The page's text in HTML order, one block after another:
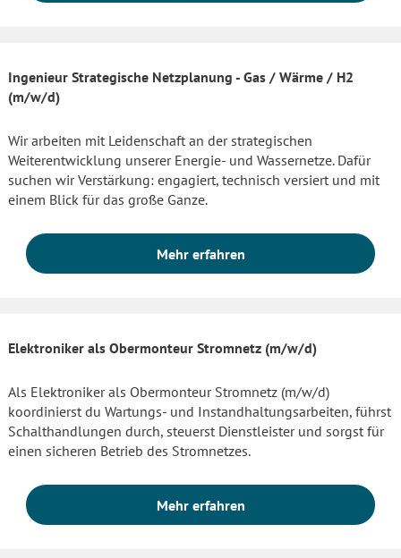
Ingenieur Strategische Netzplanung - Gas / Wärme / H2
(m/w/d)
Wir arbeiten mit Leidenschaft an der strategischen
Weiterentwicklung unserer Energie- und Wassernetze. Dafür
suchen wir Verstärkung: engagiert, technisch versiert und mit
einem Blick für das große Ganze.
Mehr erfahren
Elektroniker als Obermonteur Stromnetz (m/w/d)
Als Elektroniker als Obermonteur Stromnetz (m/w/d)
koordinierst du Wartungs- und Instandhaltungsarbeiten, führst
Schalthandlungen durch, steuerst Dienstleister und sorgst für
einen sicheren Betrieb des Stromnetzes.
Mehr erfahren